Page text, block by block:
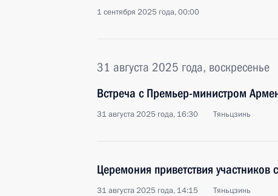
1 сентября 2025 года, 00:00
31 августа 2025 года, воскресенье
Встреча с Премьер-министром
31 августа 2025 года, 16:30 Тяньцзинь
Церемония приветствия
31 августа 2025 года, 14:15 Тяньцзинь